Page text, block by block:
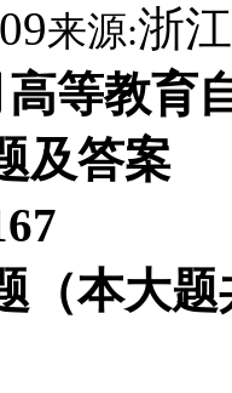
来源:浙
等教育
及答案
（本大题